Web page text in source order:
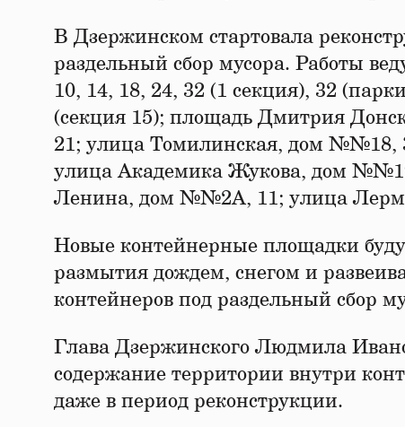
В Дзержинском стартовала
раздельный сбор мусора. Работы
10, 14, 18, 24, 32 (1 секция), 32
(секция 15); площадь Дмитрия
21; улица Томилинская, дом №№18,
улица Академика Жукова, дом
Ленина, дом №№2А, 11; улица
Новые контейнерные площадки
размытия дождем, снегом и
контейнеров под раздельный сбор
Глава Дзержинского Людмила
содержание территории внутри
даже в период реконструкции.